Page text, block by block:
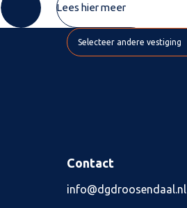
Lees hier meer
Selecteer andere vestiging
Contact
info@dgdroosendaal.nl